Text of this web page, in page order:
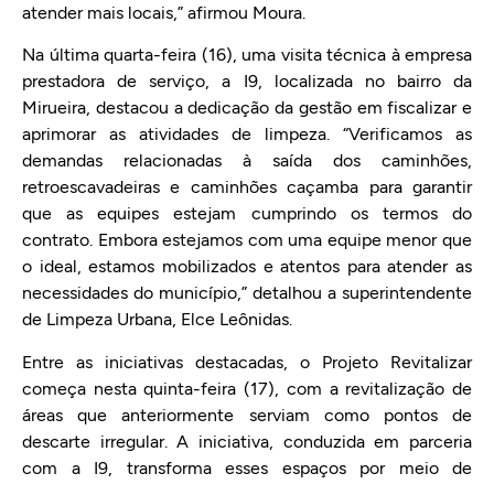
atender mais locais,” afirmou Moura.
Na última quarta-feira (16), uma visita técnica à empresa
prestadora de serviço, a I9, localizada no bairro da
Mirueira, destacou a dedicação da gestão em fiscalizar e
aprimorar as atividades de limpeza. “Verificamos as
demandas relacionadas à saída dos caminhões,
retroescavadeiras e caminhões caçamba para garantir
que as equipes estejam cumprindo os termos do
contrato. Embora estejamos com uma equipe menor que
o ideal, estamos mobilizados e atentos para atender as
necessidades do município,” detalhou a superintendente
de Limpeza Urbana, Elce Leônidas.
Entre as iniciativas destacadas, o Projeto Revitalizar
começa nesta quinta-feira (17), com a revitalização de
áreas que anteriormente serviam como pontos de
descarte irregular. A iniciativa, conduzida em parceria
com a I9, transforma esses espaços por meio de